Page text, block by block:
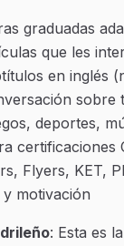
graduadas
que les
en inglés
sobre
deportes,
certificaciones
Flyers, KET,
motivación
: Esta es